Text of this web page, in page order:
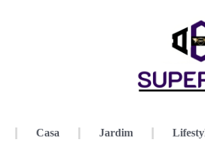
Casa Jardim